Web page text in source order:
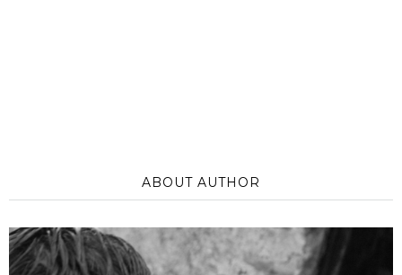
ABOUT AUTHOR